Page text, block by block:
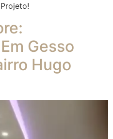
Gesso
Hugo